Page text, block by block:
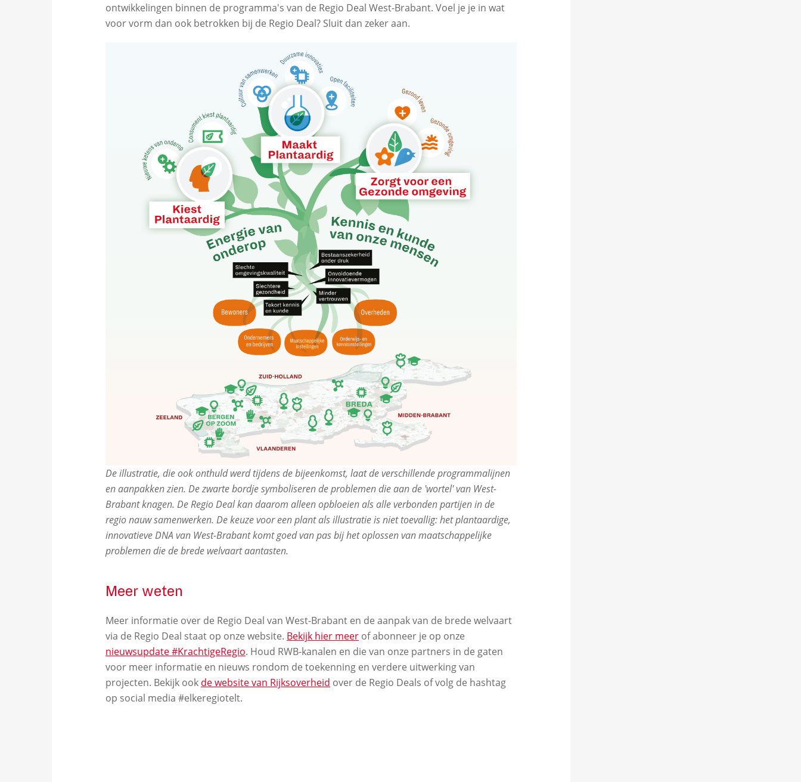
ontwikkelingen binnen de programma's van de Regio Deal West-Brabant. Voel je je in wat
voor vorm dan ook betrokken bij de Regio Deal? Sluit dan zeker aan.
De illustratie, die ook onthuld werd tijdens de bijeenkomst, laat de verschillende programmalijnen
en aanpakken zien. De zwarte bordje symboliseren de problemen die aan de 'wortel' van West-
Brabant knagen. De Regio Deal kan daarom alleen opbloeien als alle verbonden partijen in de
regio nauw samenwerken. De keuze voor een plant als illustratie is niet toevallig: het plantaardige,
innovatieve DNA van West-Brabant komt goed van pas bij het oplossen van maatschappelijke
problemen die de brede welvaart aantasten.
Meer weten
Meer informatie over de Regio Deal van West-Brabant en de aanpak van de brede welvaart
via de Regio Deal staat op onze website. Bekijk hier meer of abonneer je op onze
nieuwsupdate #KrachtigeRegio. Houd RWB-kanalen en die van onze partners in de gaten
voor meer informatie en nieuws rondom de toekenning en verdere uitwerking van
projecten. Bekijk ook de website van Rijksoverheid over de Regio Deals of volg de hashtag
op social media #elkeregiotelt.